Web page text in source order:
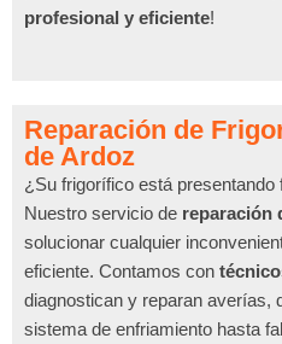
profesional y eficiente!
Reparación de
de Ardoz
¿Su frigorífico está presentando
Nuestro servicio de reparación
solucionar cualquier
eficiente. Contamos con
diagnostican y reparan averías,
sistema de enfriamiento hasta